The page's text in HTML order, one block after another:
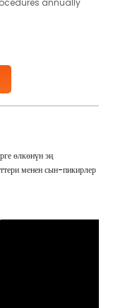
annually
and
өлкөнүн эң
менен сын-пикирлер